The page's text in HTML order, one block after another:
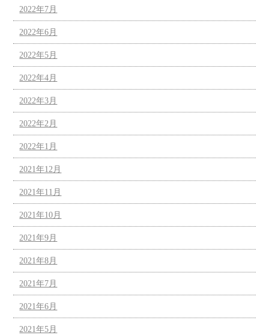
2022年7月
2022年6月
2022年5月
2022年4月
2022年3月
2022年2月
2022年1月
2021年12月
2021年11月
2021年10月
2021年9月
2021年8月
2021年7月
2021年6月
2021年5月